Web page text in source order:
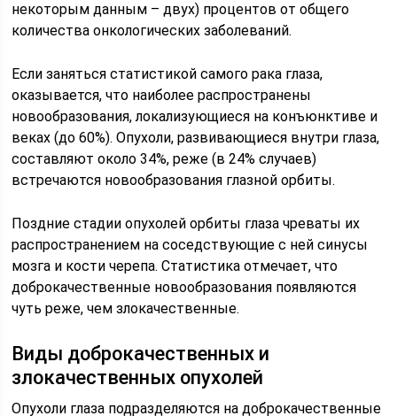
некоторым данным – двух) процентов от общего
количества онкологических заболеваний.
Если заняться статистикой самого рака глаза,
оказывается, что наиболее распространены
новообразования, локализующиеся на конъюнктиве и
веках (до 60%). Опухоли, развивающиеся внутри глаза,
составляют около 34%, реже (в 24% случаев)
встречаются новообразования глазной орбиты.
Поздние стадии опухолей орбиты глаза чреваты их
распространением на соседствующие с ней синусы
мозга и кости черепа. Статистика отмечает, что
доброкачественные новообразования появляются
чуть реже, чем злокачественные.
Виды доброкачественных и
злокачественных опухолей
Опухоли глаза подразделяются на доброкачественные